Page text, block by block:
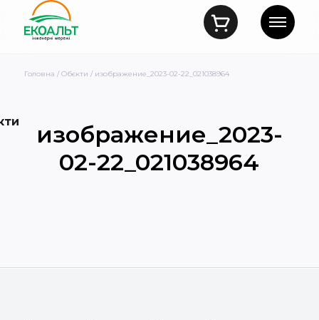
Головна /Обєкти / изображение_2023-02-22_021038964
изображение_2023-
02-22_021038964